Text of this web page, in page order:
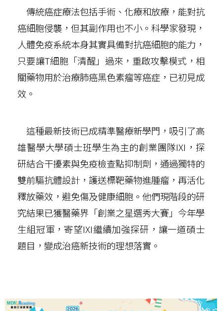
傳統癌症療法包括手術、化療和放療，能對抗
癌細胞侵襲，但其副作用也不小。科學家發現，
人體免疫系統本身其實具備對抗癌細胞的能力，
只要讓T細胞「清醒」過來，重啟攻擊模式，相
關藥物用於治療肺癌黑色素瘤等癌症，已初見成
效。
這種最新技術已成精準醫療新學門，吸引了高
雄醫學大學碩士班學生為主的創業團隊IXI，探
研結合干擾素與免疫檢查點抑制劑，通過獨特的
雙前驅抗體設計，護送標靶藥物進腫瘤，再活化
釋放藥效，避免傷及健康細胞。他們現階段的研
究結果已獲醫藥界「創業之星選秀大賽」今年學
生組冠軍，寄望IXI繼續加強探研，讓一道碩士
題目，變成治癌新技術的理想落實。